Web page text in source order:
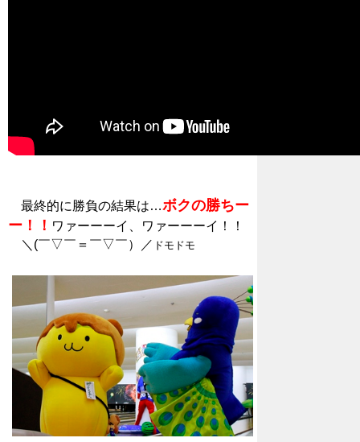
最終的に勝負の結果は…ボクの勝ちー
ー！！ ワァーーーイ、ワァーーーイ！！
＼(￣▽￣＝￣▽￣）／ ドモドモ